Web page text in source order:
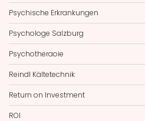
Psychische Erkrankungen
Psychologe Salzburg
Psychotheraoie
Reindl Kältetechnik
Return on Investment
ROI